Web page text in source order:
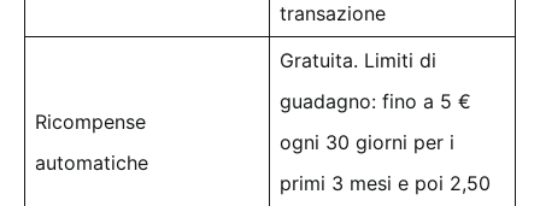
transazione
Ricompense
automatiche
Gratuita. Limiti di
guadagno: fino a 5 €
ogni 30 giorni per i
primi 3 mesi e poi 2,50